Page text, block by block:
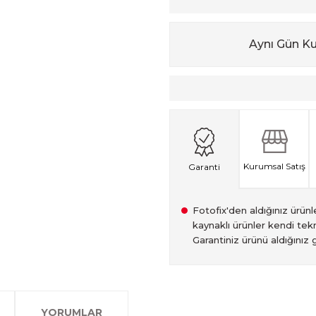
Aynı Gün
Garanti Kurumsal Satış
Fotofix'den aldığınız
kaynaklı ürünler kendi
Garantiniz ürünü
YORUMLAR